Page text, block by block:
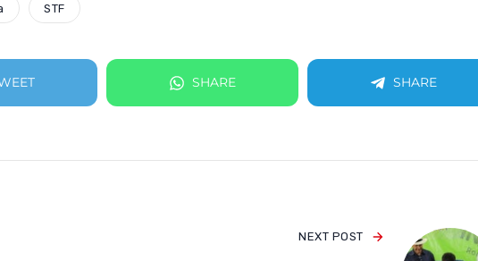
STF
SHARE SHARE
NEXT POST